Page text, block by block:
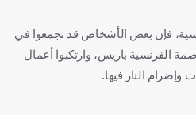
فإن بعض الأشخاص قد تجمعوا في
الفرنسية باريس، وارتكبوا أعمال
النار فيها.